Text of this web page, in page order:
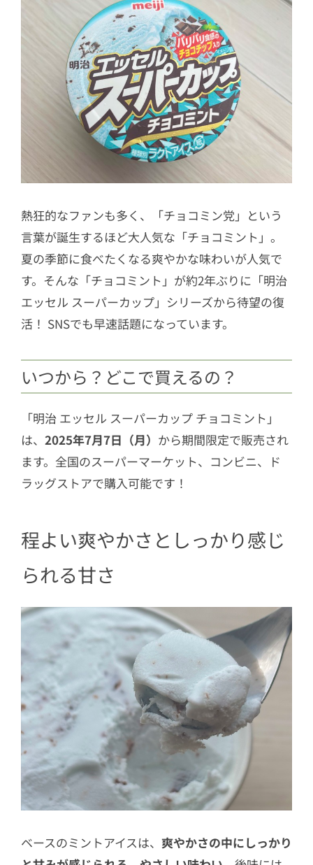
熱狂的なファンも多く、「チョコミン党」という
言葉が誕生するほど大人気な「チョコミント」。
夏の季節に食べたくなる爽やかな味わいが人気で
す。そんな「チョコミント」が約2年ぶりに「明治
エッセル スーパーカップ」シリーズから待望の復
活！ SNSでも早速話題になっています。
いつから？どこで買えるの？
「明治 エッセル スーパーカップ チョコミント」
は、 2025年7月7日（月） から期間限定で販売され
ます。全国のスーパーマーケット、コンビニ、ド
ラッグストアで購入可能です！
程よい爽やかさとしっかり感じ
られる甘さ
ベースのミントアイスは、 爽やかさの中にしっかり